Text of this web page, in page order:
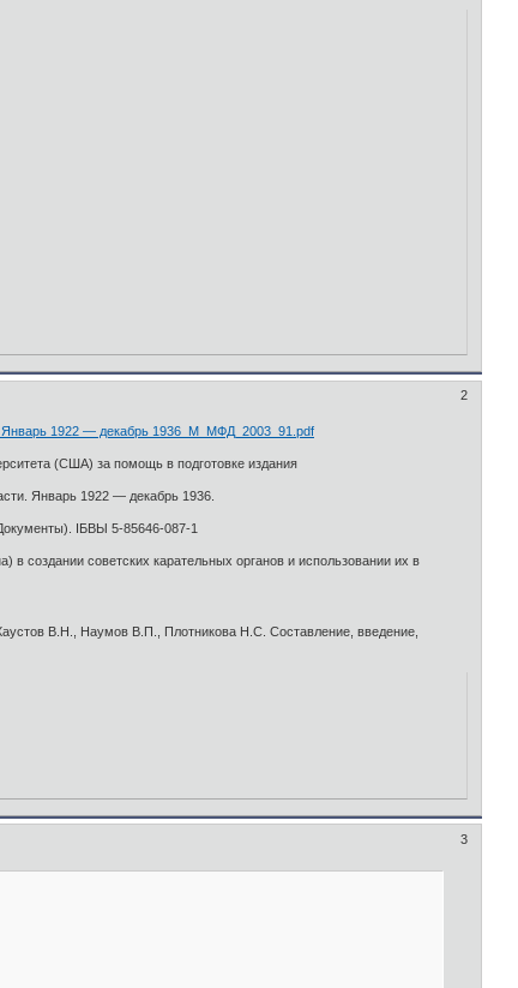
2
1922 — декабрь 1936_М_МФД_2003_91.pdf
(США) за помощь в подготовке издания
Январь 1922 — декабрь 1936.
ІБВЫ 5-85646-087-1
создании советских карательных органов и использовании их в
В.Н., Наумов В.П., Плотникова Н.С. Составление, введение,
3